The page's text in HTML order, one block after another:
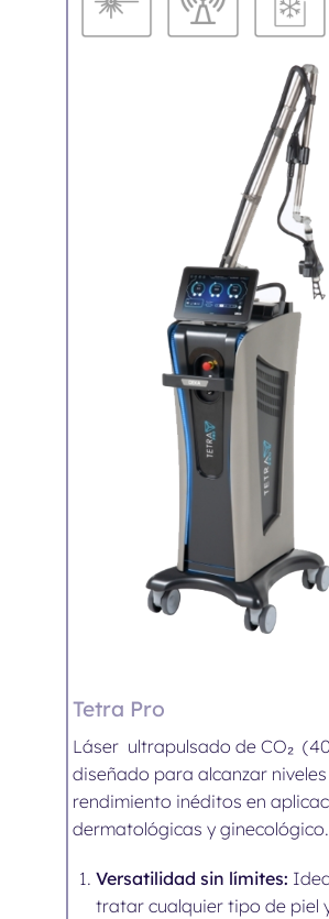
Tetra Pro
Láser ultrapulsado de CO₂
diseñado para alcanzar
rendimiento inéditos en
dermatológicas y ginecológico.
Versatilidad sin límites:
tratar cualquier tipo de piel